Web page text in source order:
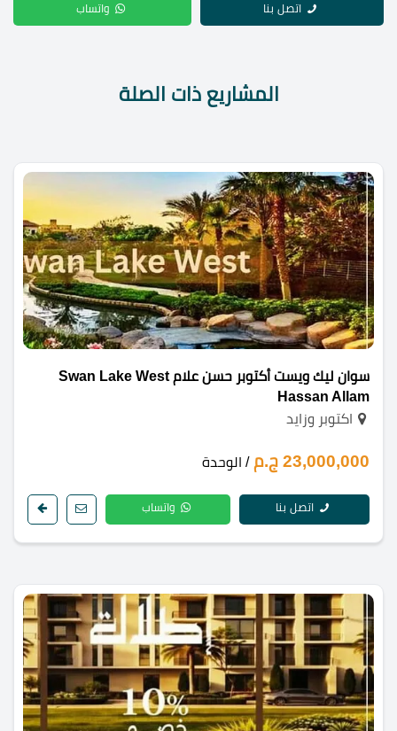
اتصل بنا واتساب
المشاريع ذات الصلة
سوان ليك ويست أكتوبر حسن علام Swan Lake West
Hassan Allam
اكتوبر وزايد
23,000,000 ج.م / الوحدة
اتصل بنا واتساب